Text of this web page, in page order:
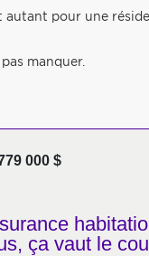
autant pour une
manquer.
000 $
ça vaut le